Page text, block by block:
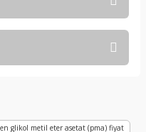
glikol metil eter asetat (pma) fiyat